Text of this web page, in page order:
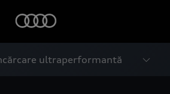
ultraperformantă